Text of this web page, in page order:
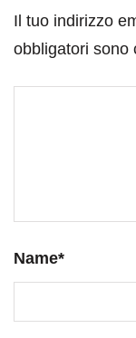
Il tuo indirizzo
obbligatori sono
Name*